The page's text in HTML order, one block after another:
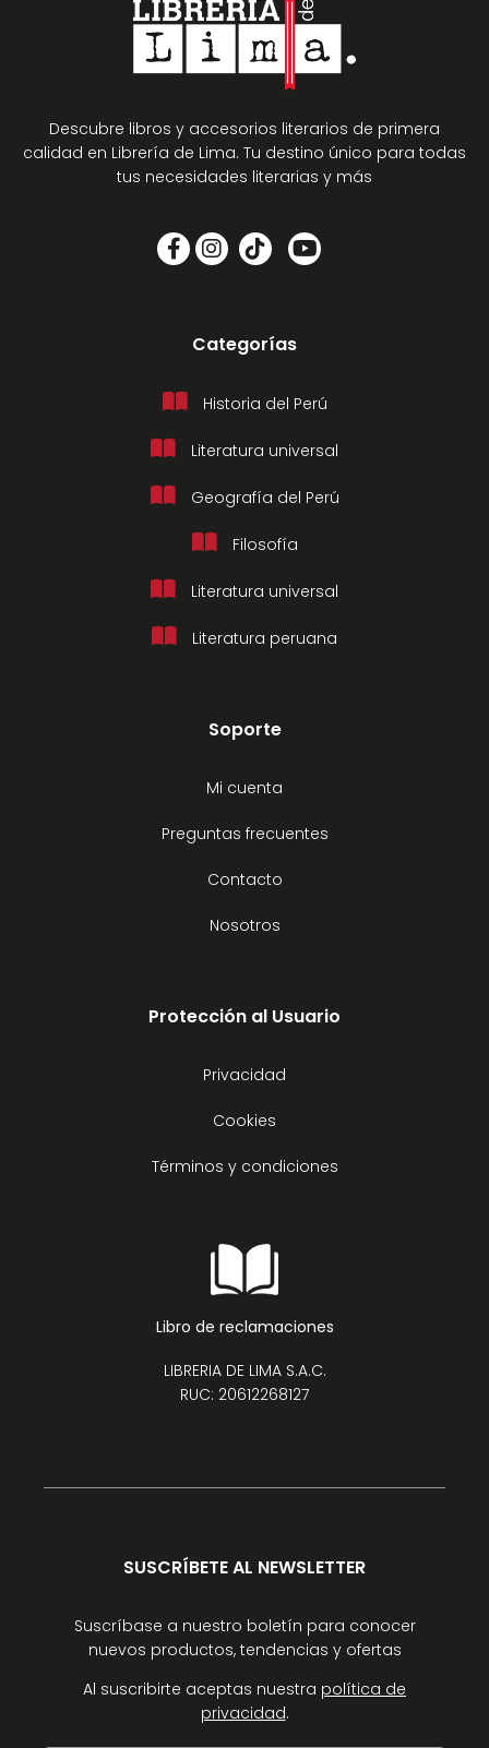
Descubre libros y accesorios literarios de primera
calidad en Librería de Lima. Tu destino único para todas
tus necesidades literarias y más
Categorías
Historia del Perú
Literatura universal
Geografía del Perú
Filosofía
Literatura universal
Literatura peruana
Soporte
Mi cuenta
Preguntas frecuentes
Contacto
Nosotros
Protección al Usuario
Privacidad
Cookies
Términos y condiciones
Libro de reclamaciones
LIBRERIA DE LIMA S.A.C.
RUC: 20612268127
SUSCRÍBETE AL NEWSLETTER
Suscríbase a nuestro boletín para conocer
nuevos productos, tendencias y ofertas
Al suscribirte aceptas nuestra política de
privacidad.